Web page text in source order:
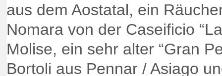
aus dem Aostatal, ein
Nomara von der Caseificio
Molise, ein sehr alter “Gran
Bortoli aus Pennar / Asiago